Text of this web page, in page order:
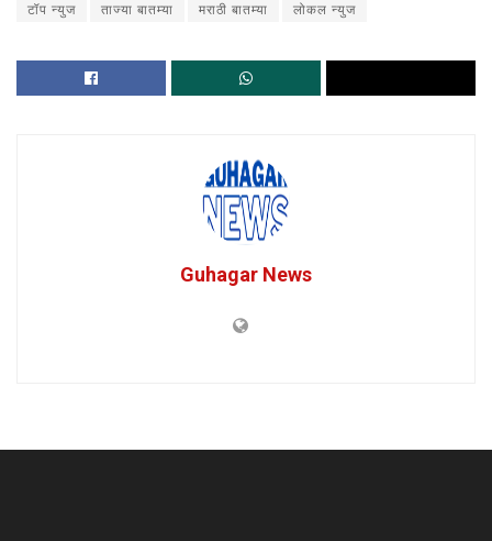
टॉप न्युज ताज्या बातम्या मराठी बातम्या लोकल न्युज
Guhagar News